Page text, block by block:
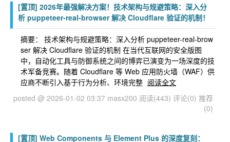
[置顶] 2026年最强解决方案！技术架构与规避策略：深入分
析 puppeteer-real-browser 解决 Cloudflare 验证的机制！
摘要： 技术架构与规避策略：深入分析 puppeteer-real-brow
ser 解决 Cloudflare 验证的机制 在当代互联网的安全版图
中，自动化工具与防御系统之间的博弈已演变为一场深度的技
术军备竞赛。随着 Cloudflare 等 Web 应用防火墙（WAF）供
应商不断引入基于行为分析、环境完整 阅读全文
posted @ 2026-01-02 03:37 masx200 阅读(443) 评论(0) 推荐
(0)
[置顶] Web Components 与 Element Plus 的深度复刻：